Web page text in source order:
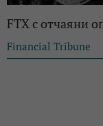
FTX с отчаяни
Financial Tribune